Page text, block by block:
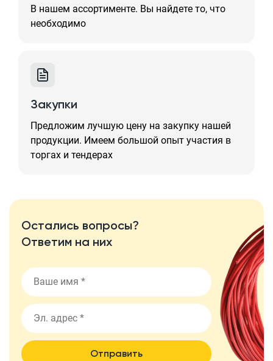
В нашем ассортименте. Вы найдете то, что
необходимо
Закупки
Предложим лучшую цену на закупку нашей
продукции. Имеем большой опыт участия в
торгах и тендерах
Остались вопросы?
Ответим на них
Отправить